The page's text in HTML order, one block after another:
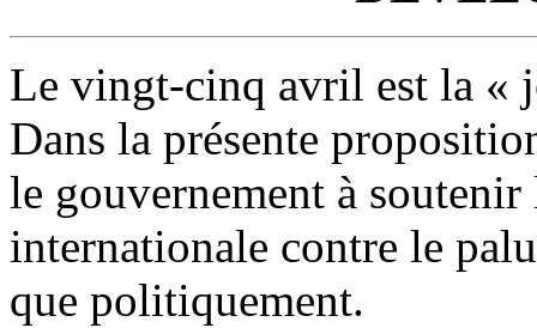
Le vingt-cinq avril est la «
Dans la présente
le gouvernement à
internationale contre le
que politiquement.